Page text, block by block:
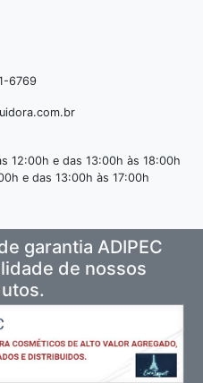
6769
12:00h e das 13:00h às 18:00h
e das 13:00h às 17:00h
garantia ADIPEC
de nossos